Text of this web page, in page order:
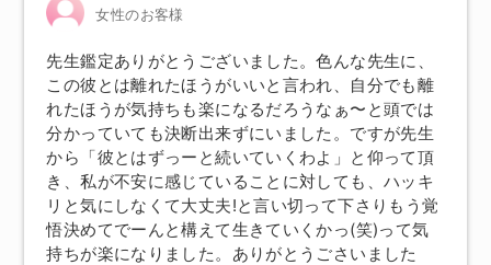
女性のお客様
先生鑑定ありがとうございました。色んな先生に、
この彼とは離れたほうがいいと言われ、自分でも離
れたほうが気持ちも楽になるだろうなぁ〜と頭では
分かっていても決断出来ずにいました。ですが先生
から「彼とはずっーと続いていくわよ」と仰って頂
き、私が不安に感じていることに対しても、ハッキ
リと気にしなくて大丈夫!と言い切って下さりもう覚
悟決めてでーんと構えて生きていくかっ(笑)って気
持ちが楽になりました。ありがとうごさいました